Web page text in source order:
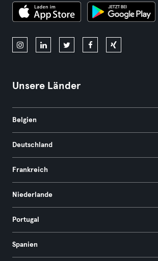
Unsere Länder
Belgien
Deutschland
Frankreich
Niederlande
Portugal
Spanien